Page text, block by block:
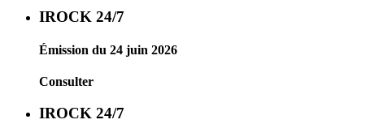
IROCK 24/7
Émission du 24 juin 2026
Consulter
IROCK 24/7